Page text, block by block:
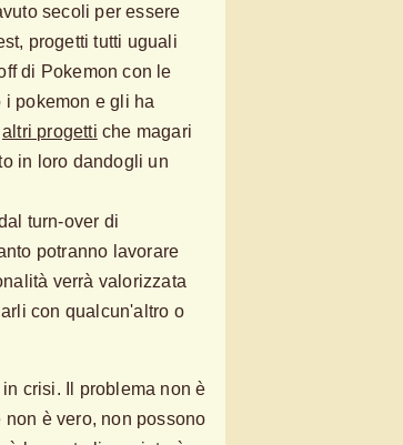
secoli per essere
progetti tutti uguali
di Pokemon con le
i pokemon e gli ha
altri progetti che magari
in loro dandogli un
turn-over di
potranno lavorare
verrà valorizzata
con qualcun'altro o
crisi. Il problema non è
è vero, non possono